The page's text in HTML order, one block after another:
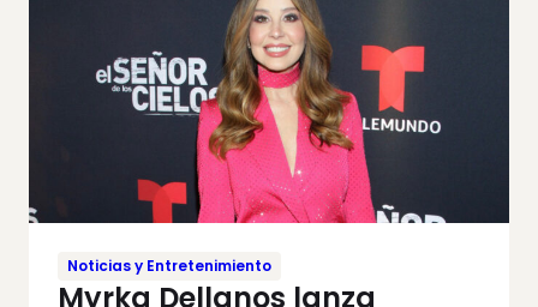
Noticias y Entretenimiento
Myrka Dellanos lanza